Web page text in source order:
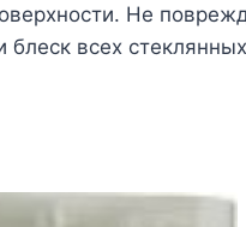
Не
блеск всех